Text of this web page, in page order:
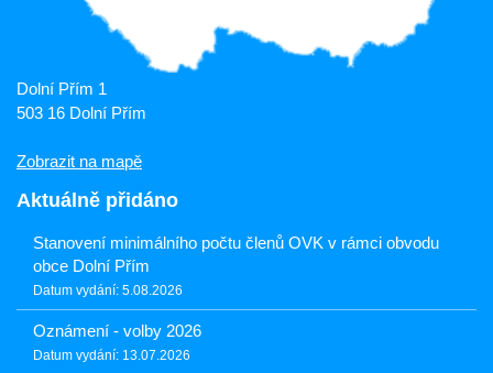
Dolní Přím 1
503 16 Dolní Přím
Zobrazit na mapě
Aktuálně přidáno
Stanovení minimálního počtu členů OVK v rámci obvodu
obce Dolní Přím
Datum vydání: 5.08.2026
Oznámení - volby 2026
Datum vydání: 13.07.2026